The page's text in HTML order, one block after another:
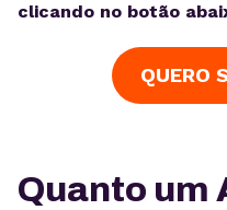
clicando no botão
QUERO
Quanto um